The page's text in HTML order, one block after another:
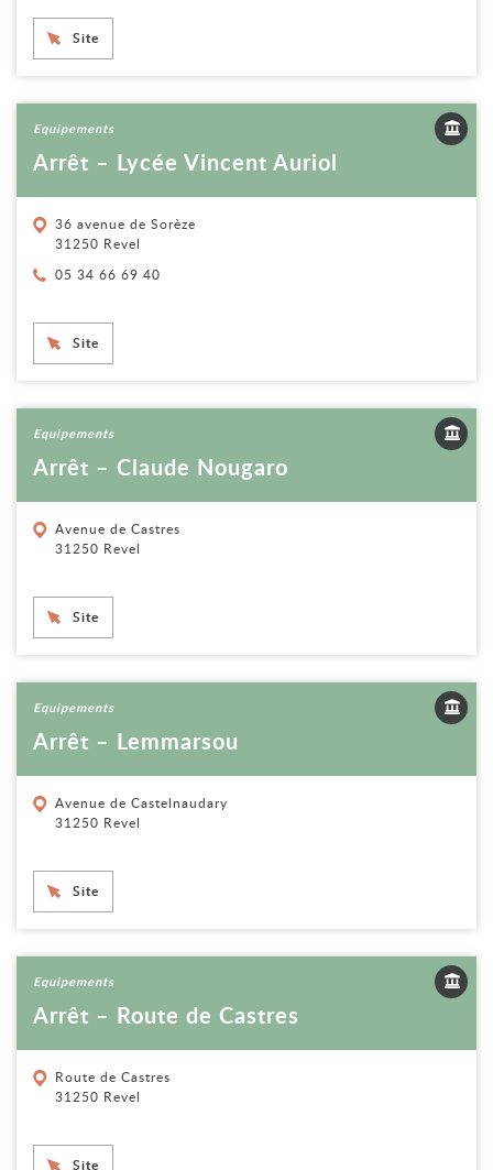
Site
Equipements
Arrêt – Lycée Vincent Auriol
36 avenue de Sorèze
31250 Revel
Téléphone :
05 34 66 69 40
Site
Equipements
Arrêt – Claude Nougaro
Avenue de Castres
31250 Revel
Site
Equipements
Arrêt – Lemmarsou
Avenue de Castelnaudary
31250 Revel
Site
Equipements
Arrêt – Route de Castres
Route de Castres
31250 Revel
Site